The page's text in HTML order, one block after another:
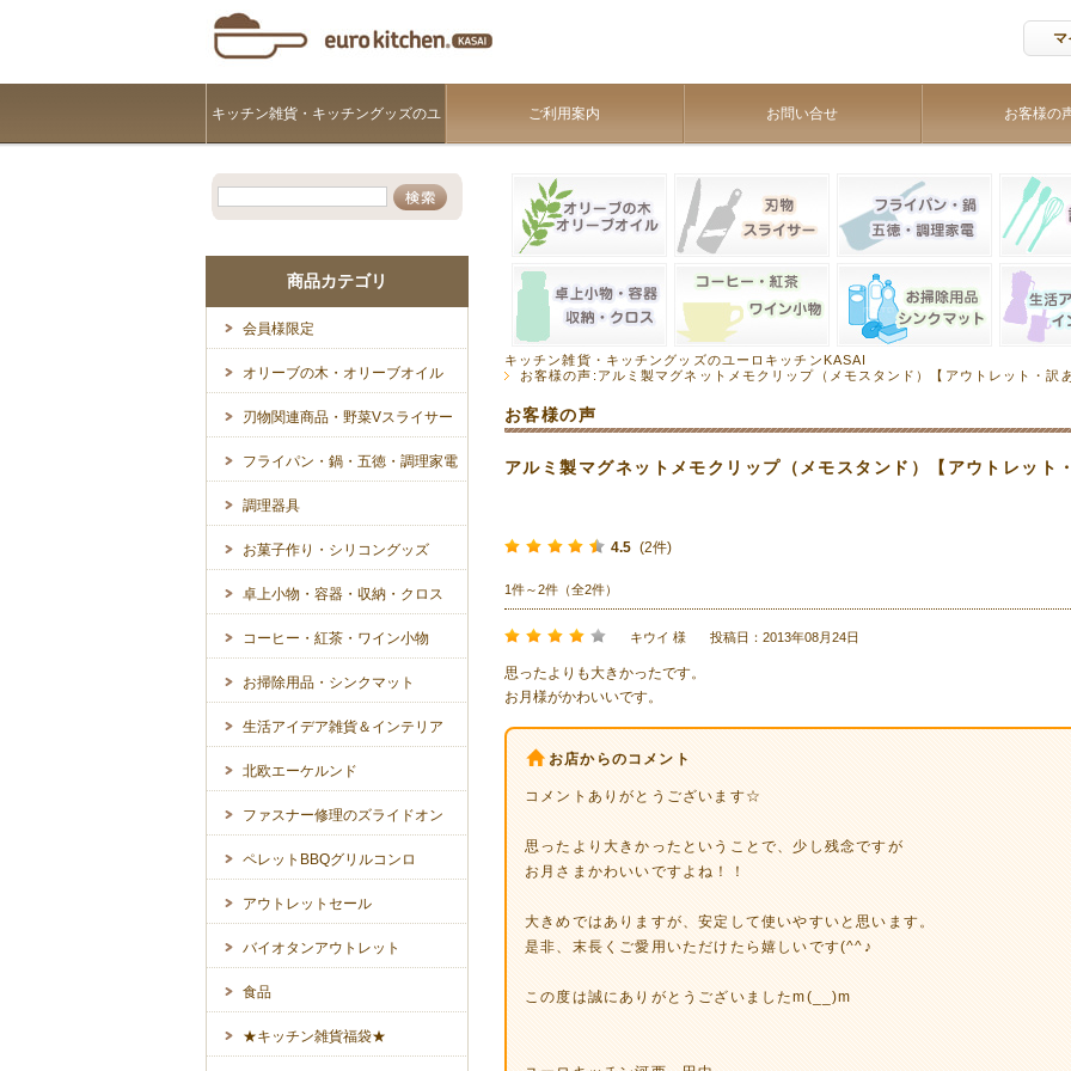
マ
キッチン雑貨・キッチングッズのユ
ーロキッチンKASAI
ご利用案内 お問い合せ お客様の
キッチン雑貨・キッチングッズのユーロキッチンKASAI
お客様の声:アルミ製マグネットメモクリップ（メモスタンド）【アウトレット・訳
お客様の声
アルミ製マグネットメモクリップ（メモスタンド）【アウトレット
4.5 (2件)
1件～2件（全2件）
キウイ 様 投稿日：2013年08月24日
思ったよりも大きかったです。
お月様がかわいいです。
お店からのコメント
コメントありがとうございます☆
思ったより大きかったということで、少し残念ですが
お月さまかわいいですよね！！
大きめではありますが、安定して使いやすいと思います。
是非、末長くご愛用いただけたら嬉しいです(^^♪
この度は誠にありがとうございましたm(__)m
商品カテゴリ
会員様限定
オリーブの木・オリーブオイル
刃物関連商品・野菜Vスライサー
フライパン・鍋・五徳・調理家電
調理器具
お菓子作り・シリコングッズ
卓上小物・容器・収納・クロス
コーヒー・紅茶・ワイン小物
お掃除用品・シンクマット
生活アイデア雑貨＆インテリア
北欧エーケルンド
ファスナー修理のズライドオン
ペレットBBQグリルコンロ
アウトレットセール
バイオタンアウトレット
食品
★キッチン雑貨福袋★